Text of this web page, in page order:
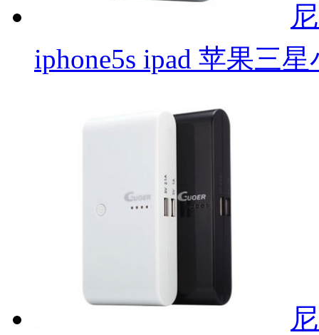
iphone5s ipad 苹果三